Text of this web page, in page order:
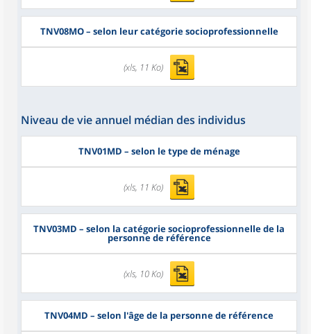
TNV08MO– selon leur catégorie socioprofessionnelle
(xls, 11 Ko)
Niveau de vie annuel médian des individus
TNV01MD – selon le type de ménage
(xls, 11 Ko)
TNV03MD – selon la catégorie socioprofessionnelle de la
personne de référence
(xls, 10 Ko)
TNV04MD – selon l'âge de la personne de référence